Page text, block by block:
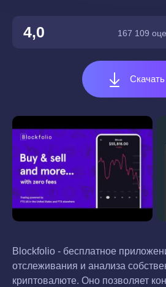
4,0 167 109
Скачать
Blockfolio - бесплатное
отслеживания и анализа
криптовалюте. Оно позволяет